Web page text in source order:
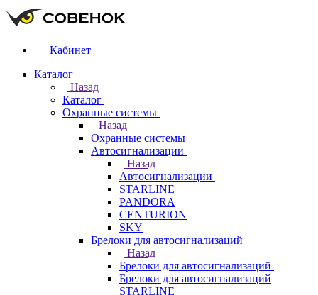
Кабинет
Каталог
Назад
Каталог
Охранные системы
Назад
Охранные системы
Автосигнализации
Назад
Автосигнализации
STARLINE
PANDORA
CENTURION
SKY
Брелоки для автосигнализаций
Назад
Брелоки для автосигнализаций
Брелоки для автосигнализаций
STARLINE